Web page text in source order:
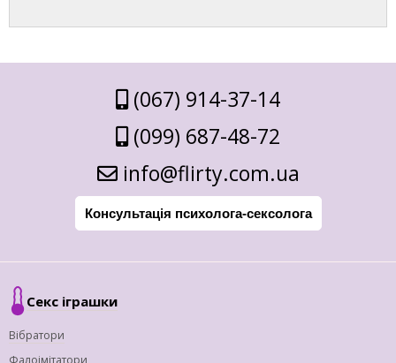
(067) 914-37-14
(099) 687-48-72
info@flirty.com.ua
Консультація психолога-сексолога
Секс іграшки
Вібратори
Фалоімітатори